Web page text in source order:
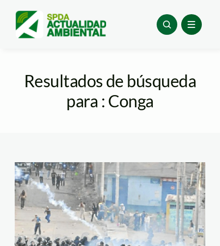
content
Resultados de búsqueda
para : Conga